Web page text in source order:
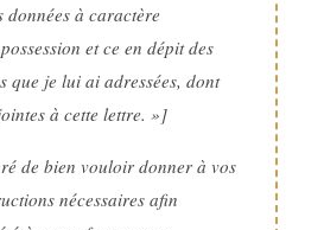
données à caractère
et ce en dépit des
que je lui ai adressées, dont
à cette lettre. »]
de bien vouloir donner à vos
nécessaires afin